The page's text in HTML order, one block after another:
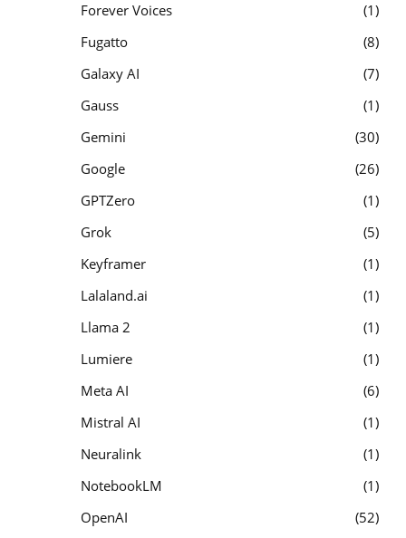
Forever Voices
1
Fugatto
8
Galaxy AI
7
Gauss
1
Gemini
30
Google
26
GPTZero
1
Grok
5
Keyframer
1
Lalaland.ai
1
Llama 2
1
Lumiere
1
Meta AI
6
Mistral AI
1
Neuralink
1
NotebookLM
1
OpenAI
52